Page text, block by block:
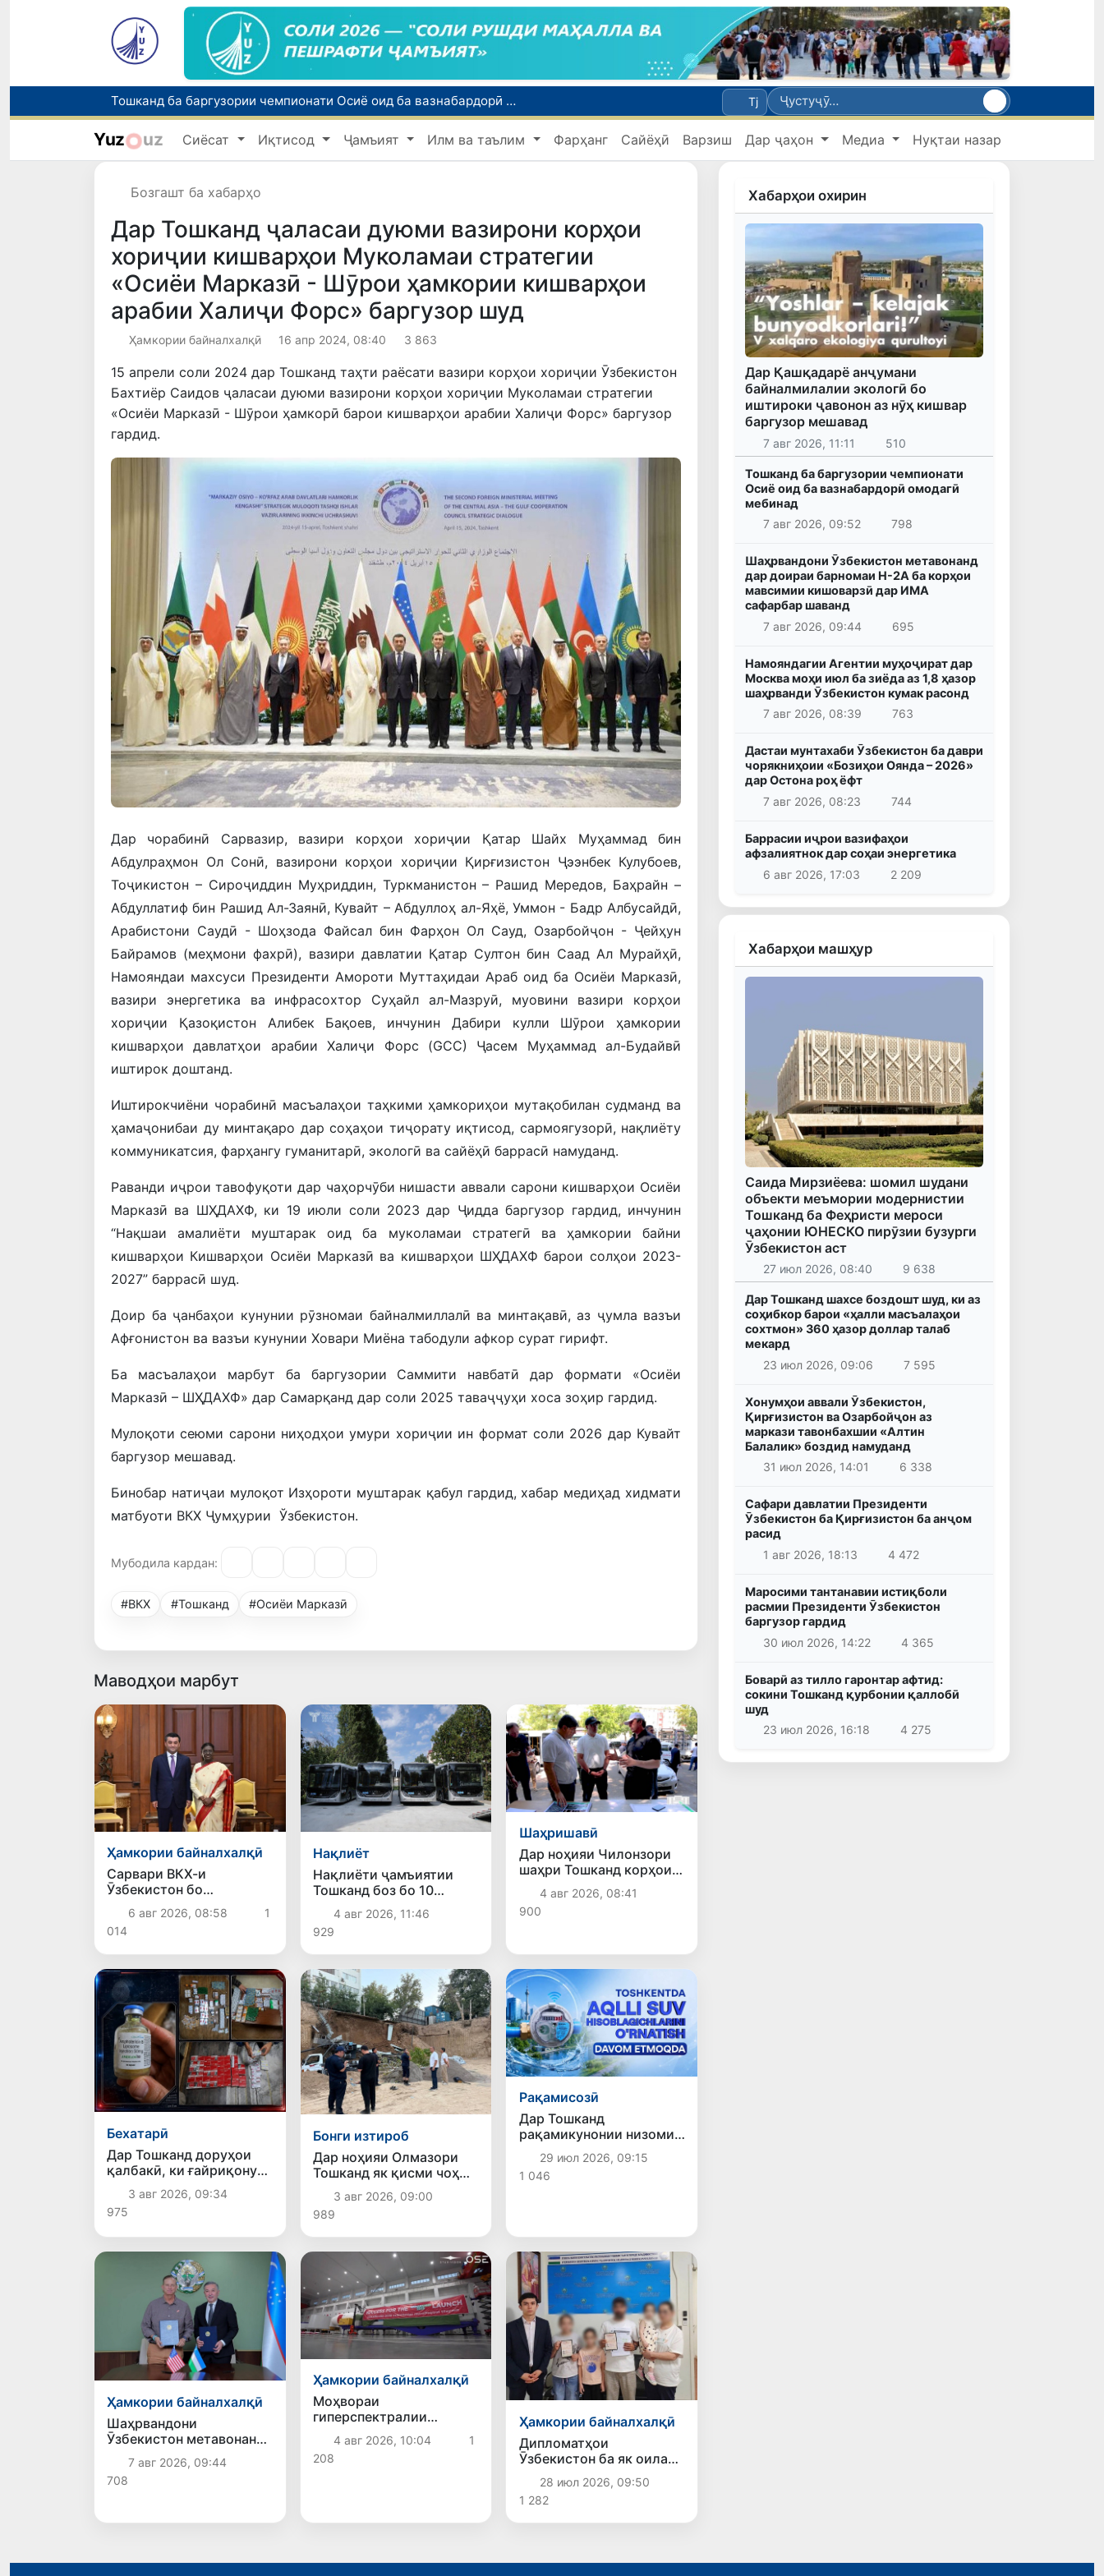
Тошканд ба баргузории чемпионати Осиё оид ба вазнабардорӣ омодагӣ мебинад
Шаҳрвандони Ӯзбекистон метавонанд дар доираи барномаи H-2A ба корҳои мавсимии кишоварзӣ дар ИМА сафарбар шаванд
Намояндагии Агентии муҳоҷират дар Москва моҳи июл ба зиёда аз 1,8 ҳазор шаҳрванди Ӯзбекистон кумак расонд
Tj
Yuz uz Сиёсат Иқтисод Ҷамъият Илм ва таълим Фарҳанг Сайёҳӣ Варзиш Дар ҷаҳон Медиа Нуқтаи назар
Бозгашт ба хабарҳо
Дар Тошканд ҷаласаи дуюми вазирони корҳои
хориҷии кишварҳои Муколамаи стратегии
«Осиёи Марказӣ - Шӯрои ҳамкории кишварҳои
арабии Халиҷи Форс» баргузор шуд
Ҳамкории байналхалқӣ 16 апр 2024, 08:40 3 863
15 апрели соли 2024 дар Тошканд таҳти раёсати вазири корҳои хориҷии Ӯзбекистон
Бахтиёр Саидов ҷаласаи дуюми вазирони корҳои хориҷии Муколамаи стратегии
«Осиёи Марказӣ - Шӯрои ҳамкорӣ барои кишварҳои арабии Халиҷи Форс» баргузор
гардид.
Дар чорабинӣ Сарвазир, вазири корҳои хориҷии Қатар Шайх Муҳаммад бин
Абдулраҳмон Ол Сонӣ, вазирони корҳои хориҷии Қирғизистон Ҷээнбек Кулубоев,
Тоҷикистон – Сироҷиддин Муҳриддин, Туркманистон – Рашид Мередов, Баҳрайн –
Абдуллатиф бин Рашид Ал-Заянӣ, Кувайт – Абдуллоҳ ал-Яҳё, Уммон - Бадр Албусайдӣ,
Арабистони Саудӣ - Шоҳзода Файсал бин Фарҳон Ол Сауд, Озарбойҷон - Ҷейҳун
Байрамов (меҳмони фахрӣ), вазири давлатии Қатар Султон бин Саад Ал Мурайҳӣ,
Намояндаи махсуси Президенти Амороти Муттаҳидаи Араб оид ба Осиёи Марказӣ,
вазири энергетика ва инфрасохтор Суҳайл ал-Мазруӣ, муовини вазири корҳои
хориҷии Қазоқистон Алибек Бақоев, инчунин Дабири кулли Шӯрои ҳамкории
кишварҳои давлатҳои арабии Халиҷи Форс (GCC) Ҷасем Муҳаммад ал-Будайвӣ
иштирок доштанд.
Иштирокчиёни чорабинӣ масъалаҳои таҳкими ҳамкориҳои мутақобилан судманд ва
ҳамаҷонибаи ду минтақаро дар соҳаҳои тиҷорату иқтисод, сармоягузорӣ, нақлиёту
коммуникатсия, фарҳангу гуманитарӣ, экологӣ ва сайёҳӣ баррасӣ намуданд.
Раванди иҷрои тавофуқоти дар чаҳорчӯби нишасти аввали сарони кишварҳои Осиёи
Марказӣ ва ШҲДАХФ, ки 19 июли соли 2023 дар Ҷидда баргузор гардид, инчунин
“Нақшаи амалиёти муштарак оид ба муколамаи стратегӣ ва ҳамкории байни
кишварҳои Кишварҳои Осиёи Марказӣ ва кишварҳои ШҲДАХФ барои солҳои 2023-
2027” баррасӣ шуд.
Доир ба ҷанбаҳои кунунии рӯзномаи байналмиллалӣ ва минтақавӣ, аз ҷумла вазъи
Афғонистон ва вазъи кунунии Ховари Миёна табодули афкор сурат гирифт.
Ба масъалаҳои марбут ба баргузории Саммити навбатӣ дар формати «Осиёи
Марказӣ – ШҲДАХФ» дар Самарқанд дар соли 2025 таваҷҷуҳи хоса зоҳир гардид.
Мулоқоти сеюми сарони ниҳодҳои умури хориҷии ин формат соли 2026 дар Кувайт
баргузор мешавад.
Бинобар натиҷаи мулоқот Изҳороти муштарак қабул гардид, хабар медиҳад хидмати
матбуоти ВКХ Ҷумҳурии Ўзбекистон.
Мубодила кардан:
#ВКХ #Тошканд #Осиёи Марказӣ
Маводҳои марбут
Ҳамкории байналхалқӣ
Сарвари ВКХ-и
Ӯзбекистон бо
роҳбарияти Ҳиндустон
музокирот анҷом дода,
дар Форуми соҳибкории
Ӯзбекистону Ҳиндустон
иштирок кард
6 авг 2026, 08:58
1
014
Нақлиёт
Нақлиёти ҷамъиятии
Тошканд боз бо 10
электробуси замонавӣ
пурра шуд
4 авг 2026, 11:46
929
Шаҳришавӣ
Дар ноҳияи Чилонзори
шаҳри Тошканд корҳои
ободонӣ ва озодсозии
фазои ҷамъиятӣ идома
доранд
4 авг 2026, 08:41
900
Бехатарӣ
Дар Тошканд доруҳои
қалбакӣ, ки ғайриқонунӣ
аз Русия ворид шуда
буданд, ошкор
гардиданд
3 авг 2026, 09:34
975
Бонги изтироб
Дар ноҳияи Олмазори
Тошканд як қисми чоҳ
фурӯ рехт: комиссияи
махсус
3 авг 2026, 09:00
989
Рақамисозӣ
Дар Тошканд
рақамикунонии низоми
таъминоти об идома
дорад: қариб 175 ҳазор
ҳисобкунакҳои
29 июл 2026, 09:15
1 046
Ҳамкории байналхалқӣ
Шаҳрвандони
Ӯзбекистон метавонанд
дар доираи барномаи H-
2A ба корҳои мавсимии
кишоварзӣ дар ИМА
7 авг 2026, 09:44
708
Ҳамкории байналхалқӣ
Моҳвораи
гиперспектралии
Samarkand-2028 5
август ба мадор
бароварда мешавад
4 авг 2026, 10:04
1
208
Ҳамкории байналхалқӣ
Дипломатҳои
Ӯзбекистон ба як оилаи
дорои се фарзанд барои
бозгашт аз Владивосток
ба Ватан кумак карданд
28 июл 2026, 09:50
1 282
Хабарҳои охирин
Дар Қашқадарё анҷумани
байналмилалии экологӣ бо
иштироки ҷавонон аз нӯҳ кишвар
баргузор мешавад
7 авг 2026, 11:11 510
Тошканд ба баргузории чемпионати
Осиё оид ба вазнабардорӣ омодагӣ
мебинад
7 авг 2026, 09:52
798
Шаҳрвандони Ӯзбекистон метавонанд
дар доираи барномаи H-2A ба корҳои
мавсимии кишоварзӣ дар ИМА
сафарбар шаванд
7 авг 2026, 09:44
695
Намояндагии Агентии муҳоҷират дар
Москва моҳи июл ба зиёда аз 1,8 ҳазор
шаҳрванди Ӯзбекистон кумак расонд
7 авг 2026, 08:39
763
Дастаи мунтахаби Ӯзбекистон ба даври
чорякниҳоии «Бозиҳои Оянда – 2026»
дар Остона роҳ ёфт
7 авг 2026, 08:23
744
Баррасии иҷрои вазифаҳои
афзалиятнок дар соҳаи энергетика
6 авг 2026, 17:03
2 209
Хабарҳои машҳур
Саида Мирзиёева: шомил шудани
объекти меъмории модернистии
Тошканд ба Феҳристи мероси
ҷаҳонии ЮНЕСКО пирӯзии бузурги
Ӯзбекистон аст
27 июл 2026, 08:40 9 638
Дар Тошканд шахсе боздошт шуд, ки аз
соҳибкор барои «ҳалли масъалаҳои
сохтмон» 360 ҳазор доллар талаб
мекард
23 июл 2026, 09:06
7 595
Хонумҳои аввали Ӯзбекистон,
Қирғизистон ва Озарбойҷон аз
маркази тавонбахшии «Алтин
Балалик» боздид намуданд
31 июл 2026, 14:01
6 338
Сафари давлатии Президенти
Ӯзбекистон ба Қирғизистон ба анҷом
расид
1 авг 2026, 18:13
4 472
Маросими тантанавии истиқболи
расмии Президенти Ӯзбекистон
баргузор гардид
30 июл 2026, 14:22
4 365
Боварӣ аз тилло гаронтар афтид:
сокини Тошканд қурбонии қаллобӣ
шуд
23 июл 2026, 16:18
4 275